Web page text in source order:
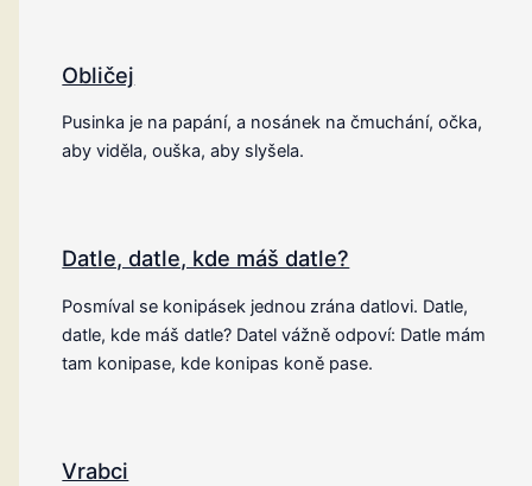
Obličej
Pusinka je na papání, a nosánek na čmuchání, očka,
aby viděla, ouška, aby slyšela.
Datle, datle, kde máš datle?
Posmíval se konipásek jednou zrána datlovi. Datle,
datle, kde máš datle? Datel vážně odpoví: Datle mám
tam konipase, kde konipas koně pase.
Vrabci